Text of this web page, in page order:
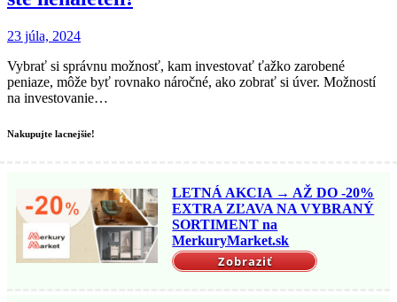
23 júla, 2024
Vybrať si správnu možnosť, kam investovať ťažko zarobené
peniaze, môže byť rovnako náročné, ako zobrať si úver. Možností
na investovanie…
Nakupujte lacnejšie!
LETNÁ AKCIA → AŽ DO -20%
EXTRA ZĽAVA NA VYBRANÝ
SORTIMENT na
MerkuryMarket.sk
Zobraziť